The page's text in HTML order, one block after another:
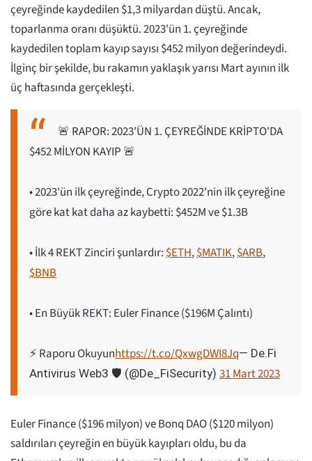
çeyreğinde kaydedilen $1,3 milyardan düştü. Ancak,
toparlanma oranı düşüktü. 2023'ün 1. çeyreğinde
kaydedilen toplam kayıp sayısı $452 milyon değerindeydi.
İlginç bir şekilde, bu rakamın yaklaşık yarısı Mart ayının ilk
üç haftasında gerçekleşti.
🚨 RAPOR: 2023'ÜN 1. ÇEYREĞİNDE KRİPTO'DA
$452 MİLYON KAYIP 🚨
• 2023'ün ilk çeyreğinde, Crypto 2022'nin ilk çeyreğine
göre kat kat daha az kaybetti: $452M ve $1.3B
• İlk 4 REKT Zinciri şunlardır:$ETH,$MATIK,$ARB,
$BNB
• En Büyük REKT: Euler Finance ($196M Çalıntı)
⚡️ Raporu Okuyunhttps://t.co/QxwgDWI8Jq— De.Fi
Antivirus Web3 🛡️ (@De_FiSecurity) 31 Mart 2023
Euler Finance ($196 milyon) ve Bonq DAO ($120 milyon)
saldırıları çeyreğin en büyük kayıpları oldu, bu da